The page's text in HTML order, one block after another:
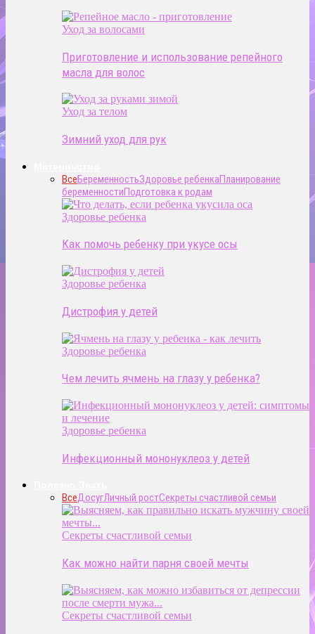
Уход за волосами
Приготовление и использование репейного
масла для волос
Уход за телом
Зимний уход для рук
ВсеБеременностьЗдоровье ребенкаПланирование
беременностиПодготовка к родам
Здоровье ребенка
Как помочь ребенку при укусе осы
Здоровье ребенка
Дистрофия у детей
Здоровье ребенка
Чем лечить ячмень на глазу у ребенка?
Здоровье ребенка
Инфекционный мононуклеоз у детей
ВсеДосугЛичный ростСекреты счастливой семьи
Секреты счастливой семьи
Как можно найти парня своей мечты
Секреты счастливой семьи